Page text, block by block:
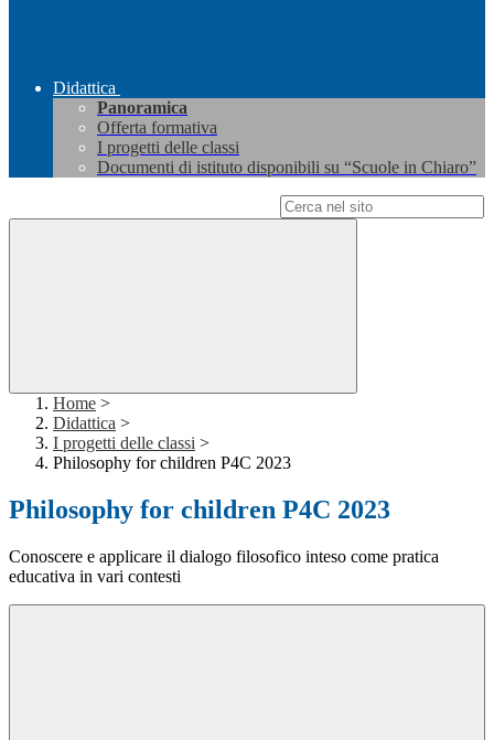
Didattica
Panoramica
Offerta formativa
I progetti delle classi
Documenti di istituto disponibili su “Scuole in Chiaro”
Home >
Didattica >
I progetti delle classi >
Philosophy for children P4C 2023
Philosophy for children P4C 2023
Conoscere e applicare il dialogo filosofico inteso come pratica
educativa in vari contesti